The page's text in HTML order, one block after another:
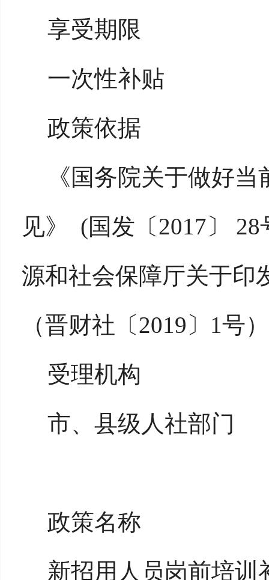
享受期限
一次性补贴
政策依据
《国务院关于做好
见》 (国发〔2017〕
源和社会保障厅关于印
（晋财社〔2019〕1号）
受理机构
市、县级人社部门
政策名称
新招用人员岗前培训